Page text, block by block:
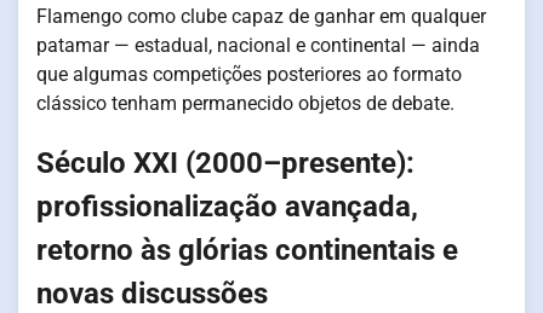
Flamengo como clube capaz de ganhar em qualquer
patamar — estadual, nacional e continental — ainda
que algumas competições posteriores ao formato
clássico tenham permanecido objetos de debate.
Século XXI (2000–presente):
profissionalização avançada,
retorno às glórias continentais e
novas discussões